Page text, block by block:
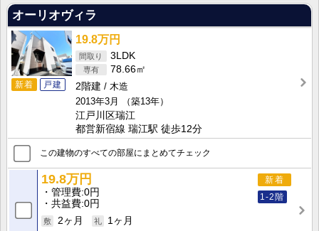
オーリオヴィラ
新着 戸建
19.8万円
3LDK
78.66㎡
2階建
木造
2013年3月
（築13年）
江戸川区瑞江
都営新宿線 瑞江駅 徒歩12分
この建物のすべての部屋にまとめてチェック
新着
1-2階
19.8万円
管理費 0円
共益費 0円
2ヶ月
1ヶ月